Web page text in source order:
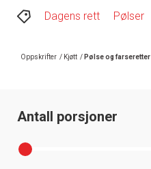
Dagens rett
Pølser
Oppskrifter / Kjøtt / Pølse og farseretter
Antall porsjoner